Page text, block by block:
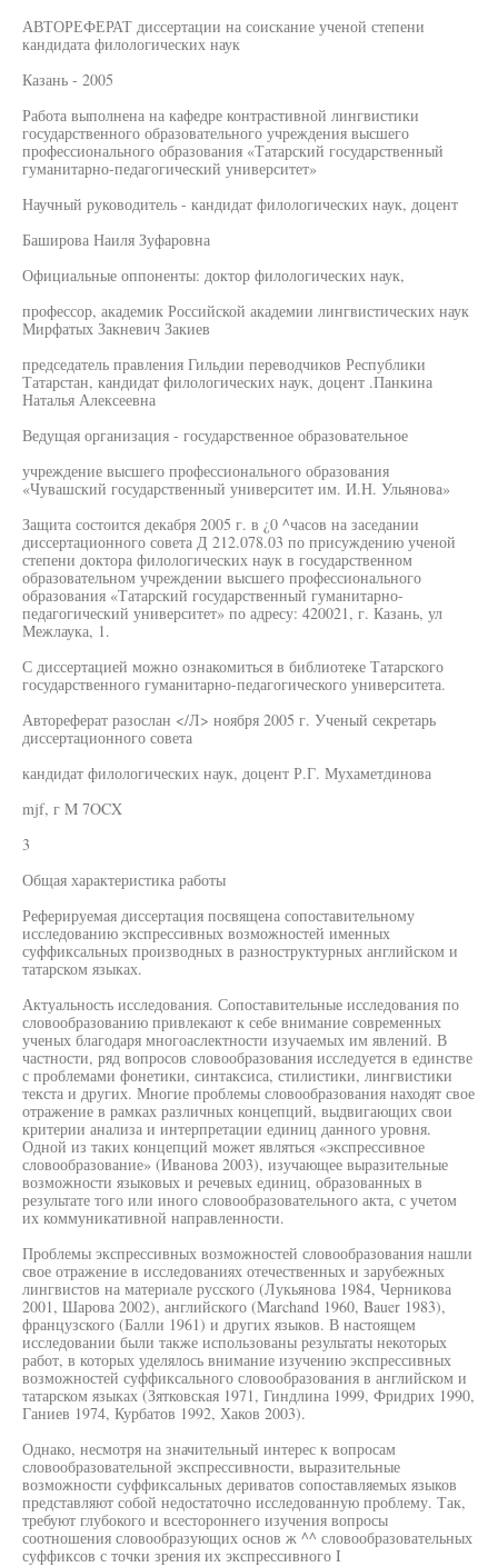
АВТОРЕФЕРАТ диссертации на соискание ученой степени
кандидата филологических наук
Казань - 2005
Работа выполнена на кафедре контрастивной лингвистики
государственного образовательного учреждения высшего
профессионального образования «Татарский государственный
гуманитарно-педагогический университет»
Научный руководитель - кандидат филологических наук, доцент
Баширова Наиля Зуфаровна
Официальные оппоненты: доктор филологических наук,
профессор, академик Российской академии лингвистических наук
Мирфатых Закневич Закиев
председатель правления Гильдии переводчиков Республики
Татарстан, кандидат филологических наук, доцент .Панкина
Наталья Алексеевна
Ведущая организация - государственное образовательное
учреждение высшего профессионального образования
«Чувашский государственный университет им. И.Н. Ульянова»
Защита состоится декабря 2005 г. в ¿0 ^часов на заседании
диссертационного совета Д 212.078.03 по присуждению ученой
степени доктора филологических наук в государственном
образовательном учреждении высшего профессионального
образования «Татарский государственный гуманитарно-
педагогический университет» по адресу: 420021, г. Казань, ул
Межлаука, 1.
С диссертацией можно ознакомиться в библиотеке Татарского
государственного гуманитарно-педагогического университета.
Автореферат разослан </Л> ноября 2005 г. Ученый секретарь
диссертационного совета
кандидат филологических наук, доцент Р.Г. Мухаметдинова
mjf, г M 7OCX
3
Общая характеристика работы
Реферируемая диссертация посвящена сопоставительному
исследованию экспрессивных возможностей именных
суффиксальных производных в разноструктурных английском и
татарском языках.
Актуальность исследования. Сопоставительные исследования по
словообразованию привлекают к себе внимание современных
ученых благодаря многоаслектности изучаемых им явлений. В
частности, ряд вопросов словообразования исследуется в единстве
с проблемами фонетики, синтаксиса, стилистики, лингвистики
текста и других. Многие проблемы словообразования находят свое
отражение в рамках различных концепций, выдвигающих свои
критерии анализа и интерпретации единиц данного уровня.
Одной из таких концепций может являться «экспрессивное
словообразование» (Иванова 2003), изучающее выразительные
возможности языковых и речевых единиц, образованных в
результате того или иного словообразовательного акта, с учетом
их коммуникативной направленности.
Проблемы экспрессивных возможностей словообразования нашли
свое отражение в исследованиях отечественных и зарубежных
лингвистов на материале русского (Лукьянова 1984, Черникова
2001, Шарова 2002), английского (Marchand 1960, Bauer 1983),
французского (Балли 1961) и других языков. В настоящем
исследовании были также использованы результаты некоторых
работ, в которых уделялось внимание изучению экспрессивных
возможностей суффиксального словообразования в английском и
татарском языках (Зятковская 1971, Гиндлина 1999, Фридрих 1990,
Ганиев 1974, Курбатов 1992, Хаков 2003).
Однако, несмотря на значительный интерес к вопросам
словообразовательной экспрессивности, выразительные
возможности суффиксальных дериватов сопоставляемых языков
представляют собой недостаточно исследованную проблему. Так,
требуют глубокого и всестороннего изучения вопросы
соотношения словообразующих основ ж ^^ словообразовательных
суффиксов с точки зрения их экспрессивного I